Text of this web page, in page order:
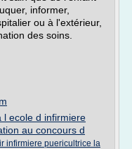
informer,
ou à l'extérieur,
des soins.
l ecole d infirmiere
au concours d
infirmiere puericultrice la